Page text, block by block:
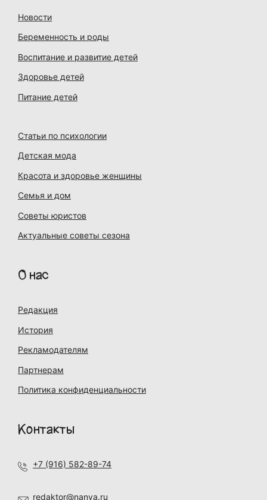
Новости
Беременность и роды
Воспитание и развитие детей
Здоровье детей
Питание детей
Статьи по психологии
Детская мода
Красота и здоровье женщины
Семья и дом
Советы юристов
Актуальные советы сезона
О нас
Редакция
История
Рекламодателям
Партнерам
Политика конфиденциальности
Контакты
+7 (916) 582-89-74
redaktor@nanya.ru